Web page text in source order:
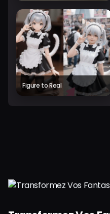
Figure to Real